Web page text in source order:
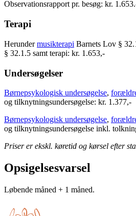
Observationsrapport pr. besøg: kr.
Terapi
Herunder musikterapi Barnets Lov §
§ 32.1.5 samt terapi: kr. 1.653,-
Undersøgelser
Børnepsykologisk undersøgelse,
og tilknytningsundersøgelse: kr. 1.377,-
Børnepsykologisk undersøgelse,
og tilknytningsundersøgelse inkl.
Priser er ekskl. køretid og kørsel efter
Opsigelsesvarsel
Løbende måned + 1 måned.